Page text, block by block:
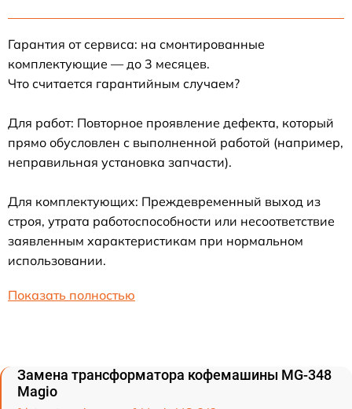
Гарантия от сервиса: на смонтированные
комплектующие — до 3 месяцев.
Что считается гарантийным случаем?
Для работ: Повторное проявление дефекта, который
прямо обусловлен с выполненной работой (например,
неправильная установка запчасти).
Для комплектующих: Преждевременный выход из
строя, утрата работоспособности или несоответствие
заявленным характеристикам при нормальном
использовании.
Показать полностью
Замена трансформатора кофемашины MG-348
Magio